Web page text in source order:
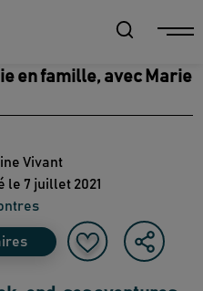
en famille, avec Marie
Vivant
le 7 juillet 2021